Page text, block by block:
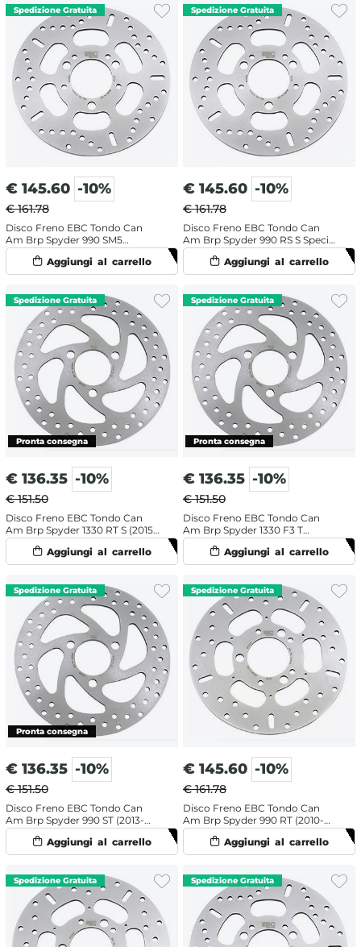
€ 145.60 -10%
€ 161.78
Disco Freno EBC Tondo Can
Am Brp Spyder 990 SM5
Roadster (2008-2009) Anteriore
€ 145.60 -10%
€ 161.78
Disco Freno EBC Tondo Can
Am Brp Spyder 990 RS S Special
Edition (2010-2015) Anteriore
€ 136.35 -10%
€ 151.50
Disco Freno EBC Tondo Can
Am Brp Spyder 1330 RT S (2015-
2017) Anteriore
€ 136.35 -10%
€ 151.50
Disco Freno EBC Tondo Can
Am Brp Spyder 1330 F3 T
Limited (2016-2017) Anteriore
€ 136.35 -10%
€ 151.50
Disco Freno EBC Tondo Can
Am Brp Spyder 990 ST (2013-
2015) Anteriore
€ 145.60 -10%
€ 161.78
Disco Freno EBC Tondo Can
Am Brp Spyder 990 RT (2010-
2012) Posteriore